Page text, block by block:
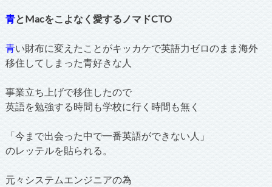
青とMacをこよなく愛するノマドCTO
青い財布に変えたことがキッカケで英語力ゼロのまま海外
移住してしまった青好きな人
事業立ち上げで移住したので
英語を勉強する時間も学校に行く時間も無く
「今まで出会った中で一番英語ができない人」
のレッテルを貼られる。
元々システムエンジニアの為